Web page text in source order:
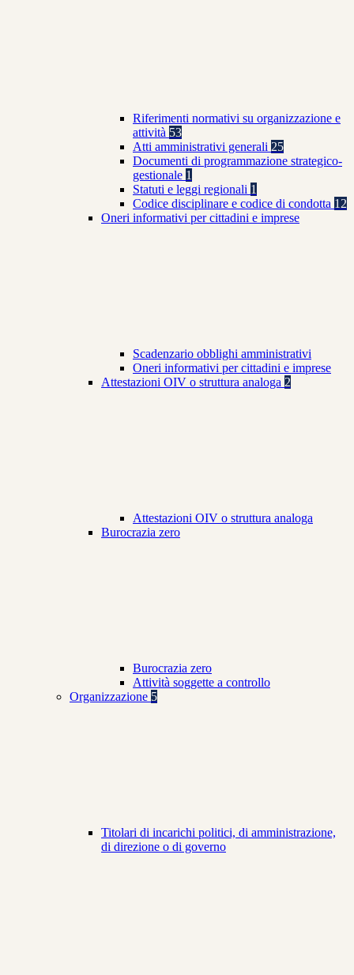
Riferimenti normativi su organizzazione e
attività 53
Atti amministrativi generali 25
Documenti di programmazione strategico-
gestionale 1
Statuti e leggi regionali 1
Codice disciplinare e codice di condotta 12
Oneri informativi per cittadini e imprese
Scadenzario obblighi amministrativi
Oneri informativi per cittadini e imprese
Attestazioni OIV o struttura analoga 2
Attestazioni OIV o struttura analoga
Burocrazia zero
Burocrazia zero
Attività soggette a controllo
Organizzazione 5
Titolari di incarichi politici, di amministrazione,
di direzione o di governo